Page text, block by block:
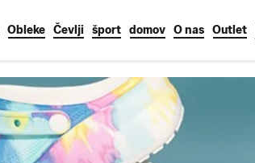
Obleke Čevlji šport domov O nas Outlet